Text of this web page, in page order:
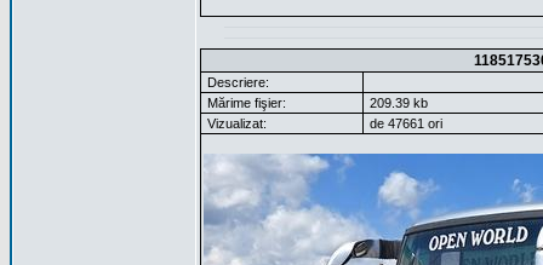
Descriere:
Mărime fişier:
209.39 kb
Vizualizat:
de 47661 ori